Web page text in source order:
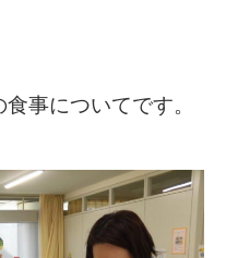
事についてです。